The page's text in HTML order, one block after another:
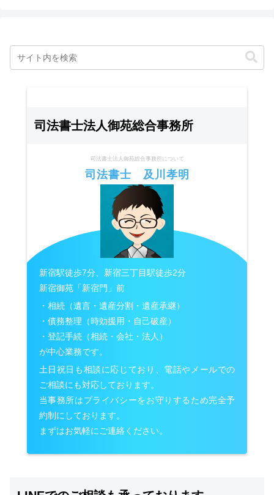
司法書士法人御苑総合事務所
司法書士法人御苑総合事務所について
司法書士 及川孝明
新宿駅徒歩7分、新宿三丁目駅徒歩2分
新宿御苑「新宿門」前
・相続（遺言・遺産分割・遺産承継）
・債務整理（時効援用・自己破産）
・登記手続（相続・会社・法人）
が中心業務です。
土日祝日も相談に応じており、電話やメールでの
ご相談にも対応しております。
当事務所はプライバシーをお守りするため完全予
約制にしております。
まずはお気軽にご連絡ください。